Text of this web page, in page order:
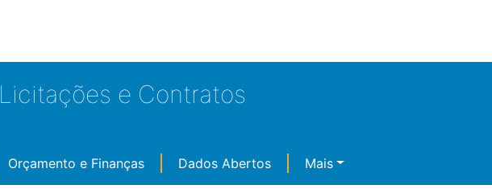
Licitações e Contratos
Orçamento e Finanças Dados Abertos Mais